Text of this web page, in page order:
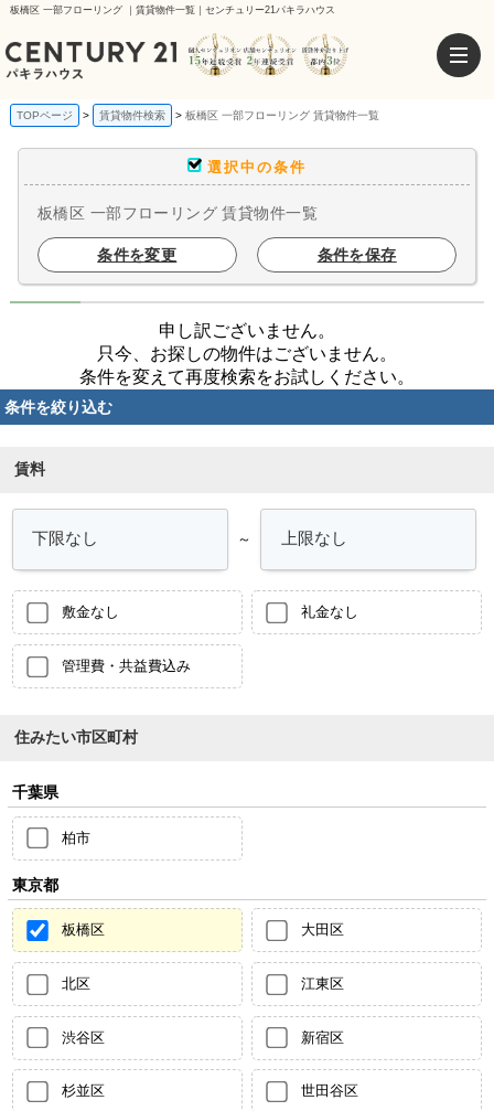
板橋区 一部フローリング ｜賃貸物件一覧｜センチュリー21パキラハウス
TOPページ 賃貸物件検索 板橋区 一部フローリング 賃貸物件一覧
選択中の条件
板橋区 一部フローリング 賃貸物件一覧
条件を変更 条件を保存
申し訳ございません。
只今、お探しの物件はございません。
条件を変えて再度検索をお試しください。
条件を絞り込む
賃料
～
敷金なし 礼金なし
管理費・共益費込み
住みたい市区町村
千葉県
柏市
東京都
板橋区 大田区
北区 江東区
渋谷区 新宿区
杉並区 世田谷区